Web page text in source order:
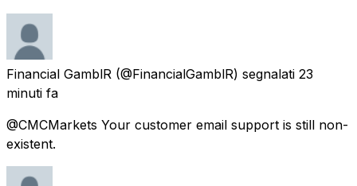
Financial GamblR (@FinancialGamblR) segnalati 23
minuti fa
@CMCMarkets Your customer email support is still non-
existent.